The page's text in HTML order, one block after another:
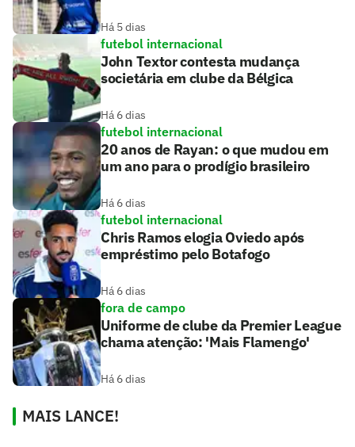
Há 5 dias
futebol internacional
John Textor contesta mudança
societária em clube da Bélgica
Há 6 dias
futebol internacional
20 anos de Rayan: o que mudou em
um ano para o prodígio brasileiro
Há 6 dias
futebol internacional
Chris Ramos elogia Oviedo após
empréstimo pelo Botafogo
Há 6 dias
fora de campo
Uniforme de clube da Premier League
chama atenção: 'Mais Flamengo'
Há 6 dias
MAIS LANCE!